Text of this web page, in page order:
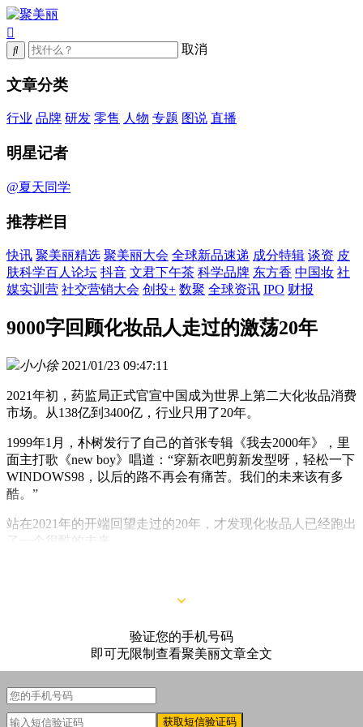
取消
文章分类
行业 品牌 研发 零售 人物 专题 图说 直播
明星记者
@夏天同学
推荐栏目
快讯 聚美丽精选 聚美丽大会 全球新品速递 成分特辑 谈资 皮
肤科学百人论坛 抖音 文君下午茶 科学品牌 东方香 中国妆 社
媒实训营 社交营销大会 创投+ 数聚 全球资讯 IPO 财报
9000字回顾化妆品人走过的激荡20年
小小徐 2021/01/23 09:47:11
2021年初，药监局正式官宣中国成为世界上第二大化妆品消费
市场。从138亿到3400亿，行业只用了20年。
1999年1月，朴树发行了自己的首张专辑《我去2000年》，里
面主打歌《new boy》唱道：“穿新衣吧剪新发型呀，轻松一下
WINDOWS98，以后的路不再会有痛苦。我们的未来该有多
酷。”
站在2021年的开端回望走过的20年，才发现化妆品人已经跑出
了一个很酷的未来。
验证您的手机号码
即可无限制查看聚美丽文章全文
获取短信验证码